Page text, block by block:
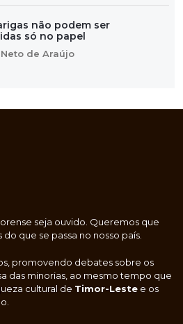
não podem ser
só no papel
de Araújo
seja ouvido. Queremos que
que se passa no nosso país.
promovendo debates sobre os
das minorias, ao mesmo tempo que
cultural de Timor-Leste e os